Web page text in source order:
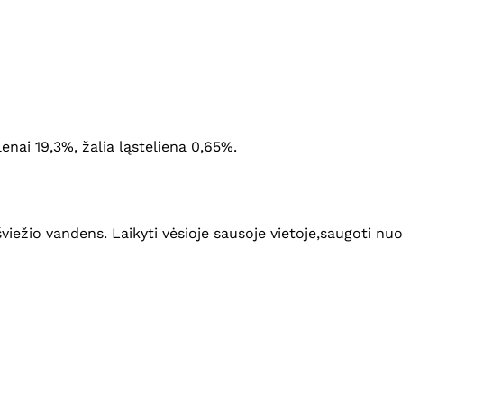
19,3%, žalia ląsteliena 0,65%.
vandens. Laikyti vėsioje sausoje vietoje,saugoti nuo